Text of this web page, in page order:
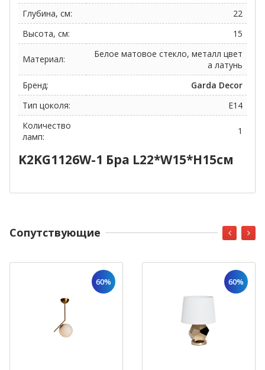
Глубина, см:
22
Высота, см:
15
Материал:
Белое матовое стекло, металл цвет
а латунь
Бренд:
Garda Decor
Тип цоколя:
E14
Количество
ламп:
1
K2KG1126W-1 Бра L22*W15*H15см
Cопутствующие
60% 60%